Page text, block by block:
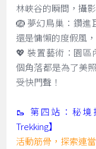
林峽谷的瞬間，攝
🪺 夢幻鳥巢：鑽進
還是慵懶的度假風
💖 裝置藝術：園
個角落都是為了美
受快門聲！
🥾 第四站：秘境
Trekking】
活動筋骨，探索連